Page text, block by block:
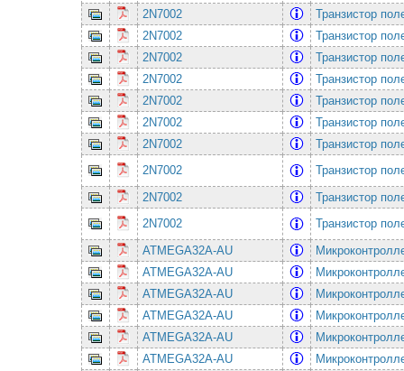
2N7002
Транзистор
2N7002
Транзистор
2N7002
Транзистор
2N7002
Транзистор
2N7002
Транзистор
2N7002
Транзистор
2N7002
Транзистор
2N7002
Транзистор
2N7002
Транзистор
2N7002
Транзистор
ATMEGA32A-AU
ATMEGA32A-AU
ATMEGA32A-AU
ATMEGA32A-AU
ATMEGA32A-AU
ATMEGA32A-AU